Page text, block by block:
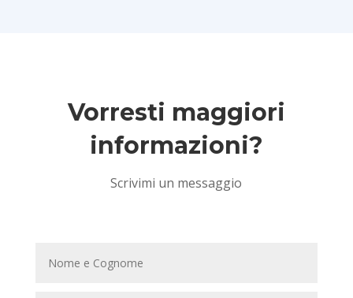
Vorresti maggiori
informazioni?
Scrivimi un messaggio